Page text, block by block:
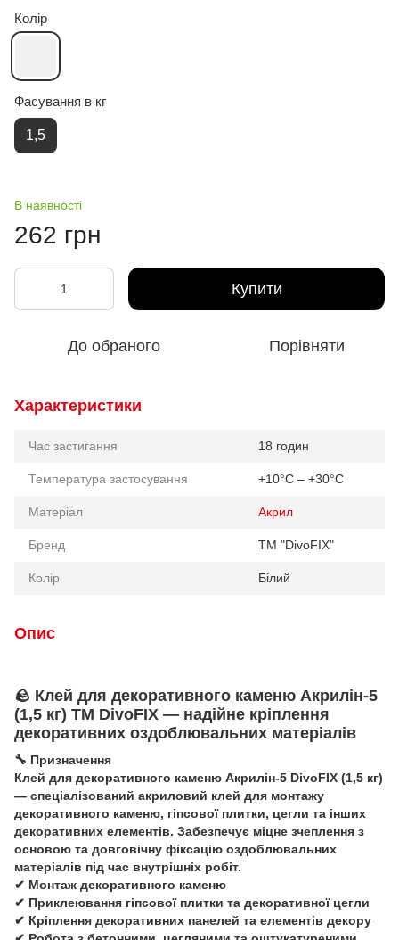
Колір
Фасування в кг
1,5
В наявності
262 грн
Купити
До обраного Порівняти
Характеристики
Час застигання 18 годин
Температура застосування +10°C – +30°C
Матеріал Акрил
Бренд TM "DivoFIX"
Колір Білий
Опис
🪨 Клей для декоративного каменю Акрилін-5
(1,5 кг) ТМ DivoFIX — надійне кріплення
декоративних оздоблювальних матеріалів
🔧 Призначення
Клей для декоративного каменю Акрилін-5 DivoFIX (1,5 кг)
— спеціалізований акриловий клей для монтажу
декоративного каменю, гіпсової плитки, цегли та інших
декоративних елементів. Забезпечує міцне зчеплення з
основою та довговічну фіксацію оздоблювальних
матеріалів під час внутрішніх робіт.
✔ Монтаж декоративного каменю
✔ Приклеювання гіпсової плитки та декоративної цегли
✔ Кріплення декоративних панелей та елементів декору